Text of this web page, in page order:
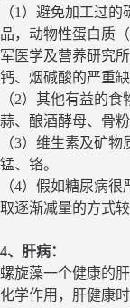
（1）避免加工过
品，动物性蛋白质
军医学及营养研究
钙、烟碱酸的严重缺
（2）其他有益的
蒜、酿酒酵母、骨粉
（3）维生素及矿
锰、铬。
（4）假如糖尿病
取逐渐减量的方式较
4、肝病：
螺旋藻一个健康的
化学作用，肝健康